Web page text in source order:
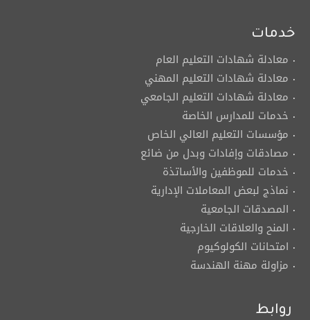
خدمات
معادلة شهادات التعليم العام
معادلة شهادات التعليم المهني
معادلة شهادات التعليم الجامعي
خدمات للمدارس الخاصة
مؤسسات التعليم العالي الخاص
مصادقات وإفادات وبدل من ضائع
خدمات للموظفين والأساتذة
نماذج لبعض المعاملات الإدارية
المصدقات الجامعية
المنح والعلاقات الخارجية
امتحانات الكولوكيوم
مزاولة مهنة الهندسة
روابط